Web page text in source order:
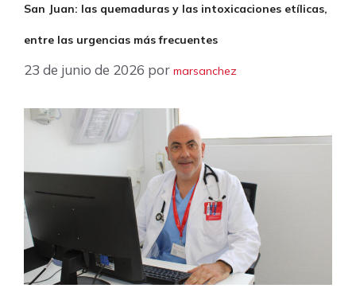
San Juan: las quemaduras y las intoxicaciones etílicas,
entre las urgencias más frecuentes
23 de junio de 2026 por marsanchez